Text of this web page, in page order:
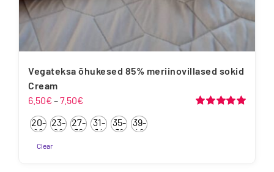
Vegateksa õhukesed 85% meriinovillased sokid
Cream
6.50€ –7.50€
6.50€
kuni
20-
22
23-
26
27-
30
31-
34
35-
38
39-
42
Clear